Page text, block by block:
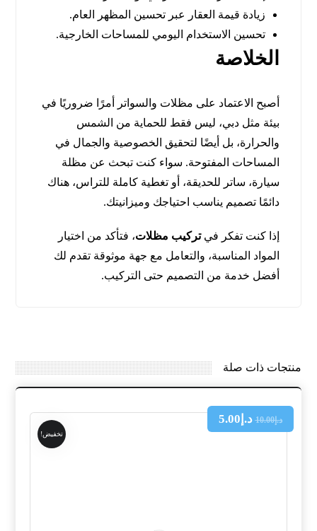
زيادة قيمة العقار عبر تحسين المظهر العام.
تحسين الاستخدام اليومي للمساحات الخارجية.
الخلاصة
أصبح الاعتماد على مظلات والسواتر أمرًا ضروريًا في
بيئة مثل دبي، ليس فقط للحماية من الشمس
والحرارة، بل أيضًا لتحقيق الخصوصية والجمال في
المساحات المفتوحة. سواء كنت تبحث عن مظلة
سيارة، ساتر للحديقة، أو تغطية كاملة للتراس، هناك
دائمًا تصميم يناسب احتياجك وميزانيتك.
إذا كنت تفكر فيتركيب مظلات، فتأكد من اختيار
المواد المناسبة، والتعامل مع جهة موثوقة تقدم لك
أفضل خدمة من التصميم حتى التركيب.
منتجات ذات صلة
تخفيض!
د.إ10.00 د.إ 5.00